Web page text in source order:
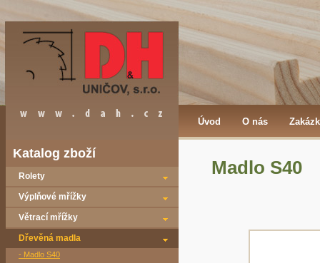
Úvod O nás
Katalog zboží
Rolety
Výplňové mřížky
Větrací mřížky
Dřevěná madla
- Madlo S40
Madlo S40